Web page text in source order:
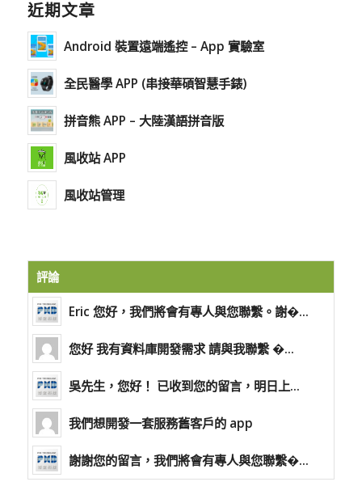
近期文章
Android 裝置遠端遙控 – App 實驗室
全民醫學 APP (串接華碩智慧手錶)
拼音熊 APP – 大陸漢語拼音版
風收站 APP
風收站管理
評論
Eric 您好，我們將會有專人與您聯繫。謝�...
您好 我有資料庫開發需求 請與我聯繫 �...
吳先生，您好！ 已收到您的留言，明日上...
我們想開發一套服務舊客戶的 app
謝謝您的留言，我們將會有專人與您聯繫�...